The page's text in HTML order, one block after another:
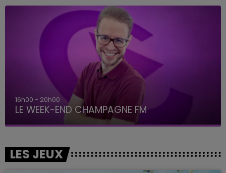
16h00 - 20h00
LE WEEK-END CHAMPAGNE FM
LES JEUX